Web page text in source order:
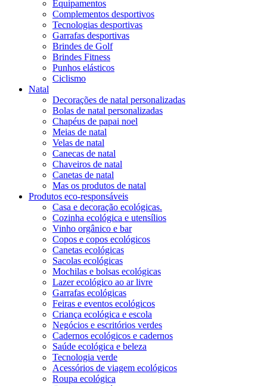
Equipamentos
Complementos desportivos
Tecnologias desportivas
Garrafas desportivas
Brindes de Golf
Brindes Fitness
Punhos elásticos
Ciclismo
Natal
Decorações de natal personalizadas
Bolas de natal personalizadas
Chapéus de papai noel
Meias de natal
Velas de natal
Canecas de natal
Chaveiros de natal
Canetas de natal
Mas os produtos de natal
Produtos eco-responsáveis
Casa e decoração ecológicas.
Cozinha ecológica e utensílios
Vinho orgânico e bar
Copos e copos ecológicos
Canetas ecológicas
Sacolas ecológicas
Mochilas e bolsas ecológicas
Lazer ecológico ao ar livre
Garrafas ecológicas
Feiras e eventos ecológicos
Criança ecológica e escola
Negócios e escritórios verdes
Cadernos ecológicos e cadernos
Saúde ecológica e beleza
Tecnologia verde
Acessórios de viagem ecológicos
Roupa ecológica